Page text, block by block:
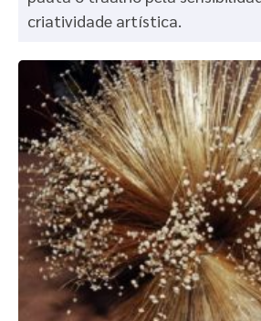
criatividade artística.